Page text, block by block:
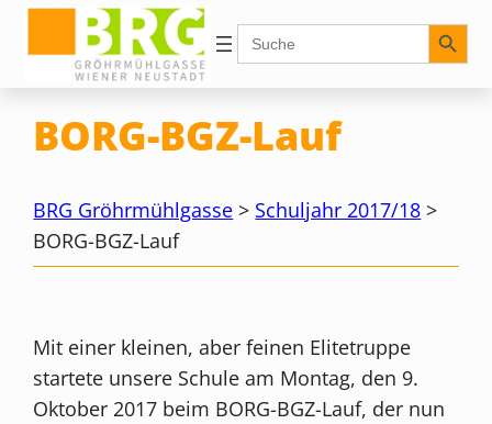
Inhalt
springen
Search
for:
Search Button
BORG-BGZ-Lauf
BRG Gröhrmühlgasse > Schuljahr 2017/18 >
BORG-BGZ-Lauf
Mit einer kleinen, aber feinen Elitetruppe
startete unsere Schule am Montag, den 9.
Oktober 2017 beim BORG-BGZ-Lauf, der nun